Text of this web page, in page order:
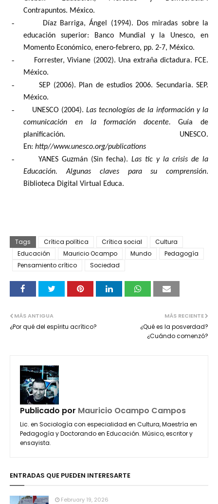
Contrapuntos. México.
-
Díaz Barriga, Ángel (1994). Dos miradas sobre la
educación superior: Banco Mundial y la Unesco, en
Momento Económico, enero-febrero, pp. 2-7, México.
-
Forrester, Viviane (2002). Una extraña dictadura. FCE.
México.
-
SEP (2006). Plan de estudios 2006. Secundaria. SEP.
México.
- UNESCO (2004). Las tecnologías de la información y la
comunicación en la formación docente.Guía de
planificación. UNESCO.
En:http//www.unesco.org/publications
- YANES Guzmán (Sin fecha). Las tic y la crisis de la
Educación. Algunas claves para su comprensión.
Biblioteca Digital Virtual Educa.
Tags Crítica política Crítica social
Cultura
Educación
Mauricio Ocampo Mundo
Pedagogía
Pensamiento crítico
Sociedad
MÁS RECIENTE
¿Qué es la posverdad?
¿Cuándo comenzó?
MÁS ANTIGUA
¿Por qué del espíritu acrítico?
Publicado por Mauricio Ocampo Campos
Lic. en Sociología con especialidad en Cultura, Maestría en
Pedagogía y Doctorando en Educación. Músico, escritor y
ensayista.
ENTRADAS QUE PUEDEN INTERESARTE
February 19, 2026